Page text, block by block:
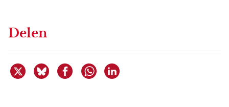
Delen
Deel dit item op X
Deel dit item op Bluesky
Deel dit item op Facebook
Delen via WhatsApp